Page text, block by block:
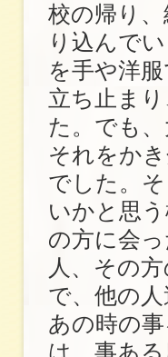
校の帰り
り込んで
を手や洋
立ち止ま
た。でも
それをか
でした。
いかと思
の方に会
人、その
で、他の
あの時の
は、事あ